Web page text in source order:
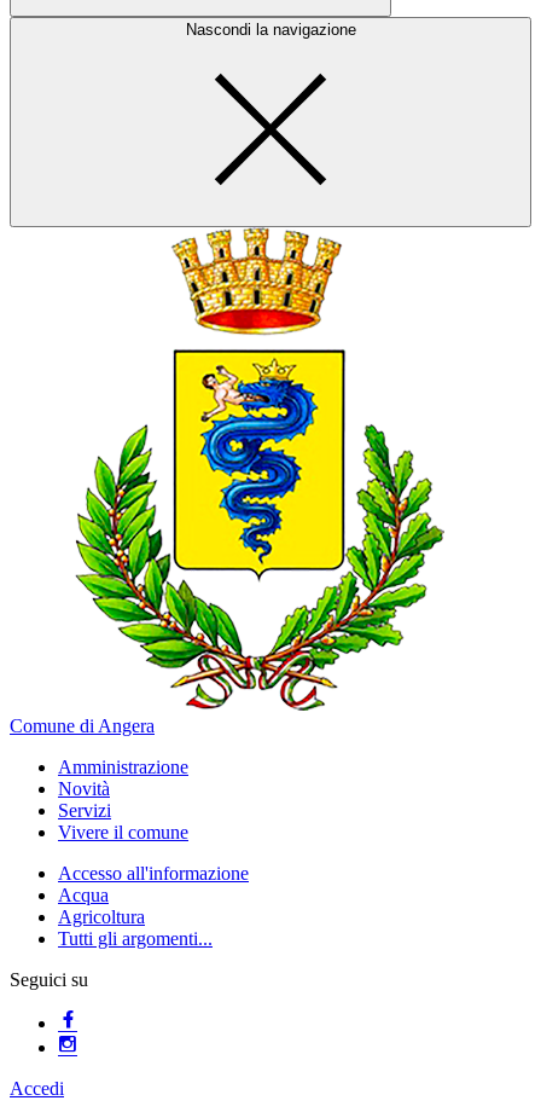
Nascondi la navigazione
Comune di Angera
Amministrazione
Novità
Servizi
Vivere il comune
Accesso all'informazione
Acqua
Agricoltura
Tutti gli argomenti...
Seguici su
Accedi